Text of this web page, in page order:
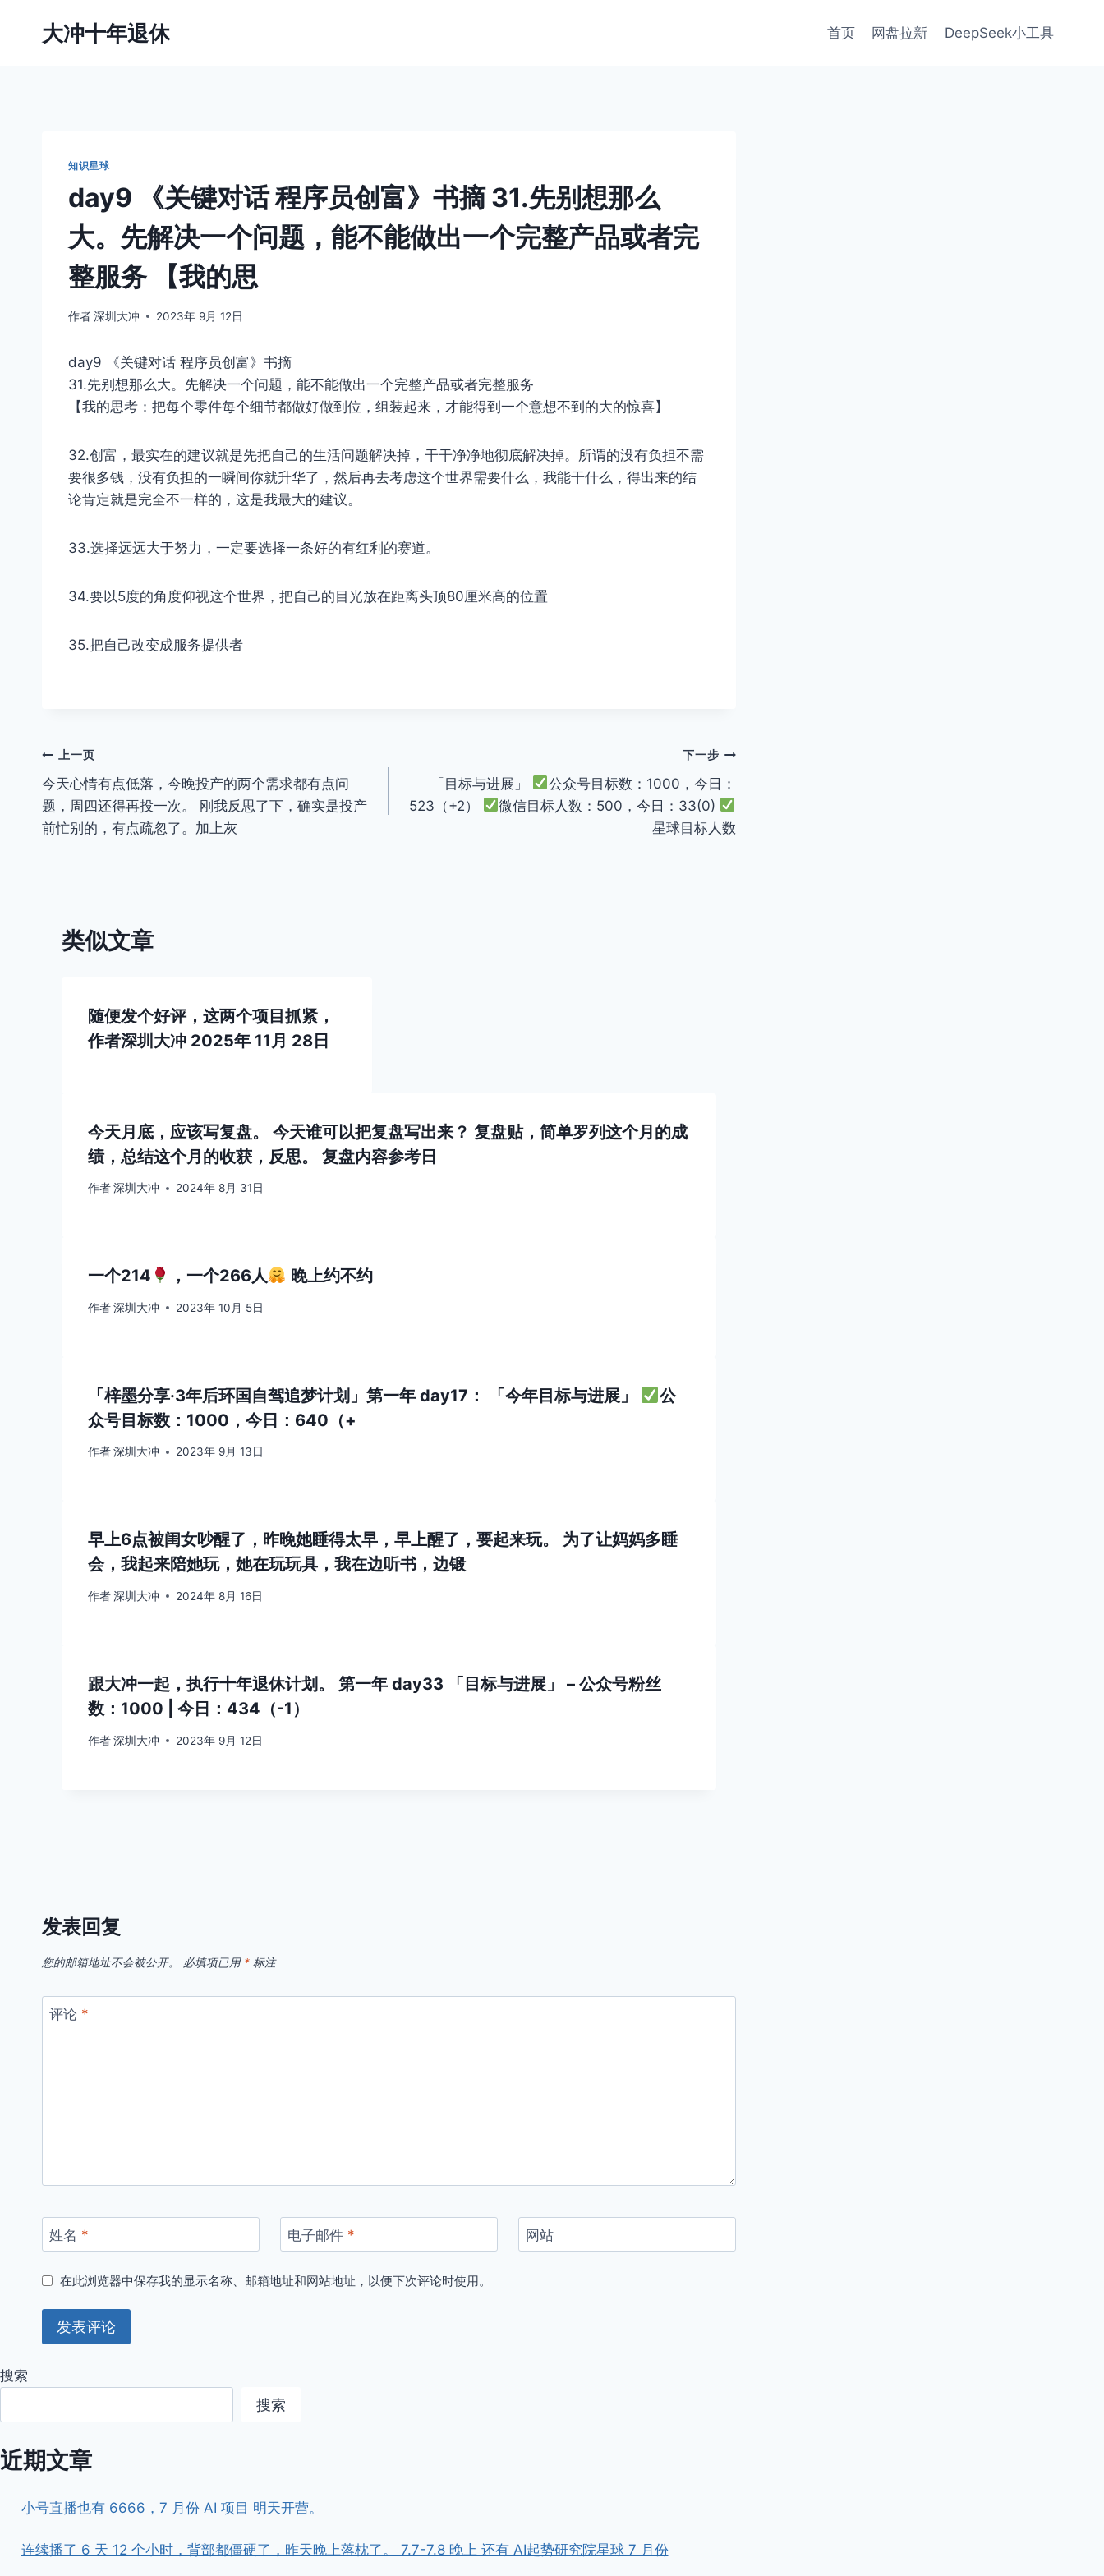
大冲十年退休 首页 网盘拉新 DeepSeek小工具
知识星球
day9 《关键对话 程序员创富》书摘 31.先别想那么
大。先解决一个问题，能不能做出一个完整产品或者完
整服务 【我的思
作者深圳大冲 2023年 9月 12日
day9 《关键对话 程序员创富》书摘
31.先别想那么大。先解决一个问题，能不能做出一个完整产品或者完整服务
【我的思考：把每个零件每个细节都做好做到位，组装起来，才能得到一个意想不到的大的惊喜】​
32.创富，最实在的建议就是先把自己的生活问题解决掉，干干净净地彻底解决掉。所谓的没有负担不需
要很多钱，没有负担的一瞬间你就升华了，然后再去考虑这个世界需要什么，我能干什么，得出来的结
论肯定就是完全不一样的，这是我最大的建议。
33.选择远远大于努力，一定要选择一条好的有红利的赛道。
34.要以5度的角度仰视这个世界，把自己的目光放在距离头顶80厘米高的位置
35.把自己改变成服务提供者
文
章
导
上一页
今天心情有点低落，今晚投产的两个需求都有点问
题，周四还得再投一次。 刚我反思了下，确实是投产
前忙别的，有点疏忽了。加上灰
下一步
「目标与进展」
公众号目标数：1000，今日：
523（+2）
微信目标人数：500，今日：33(0)
星球目标人数
类似文章
随便发个好评，这两个项目抓紧，
作者深圳大冲 2025年 11月 28日
今天月底，应该写复盘。 今天谁可以把复盘写出来？ 复盘贴，简单罗列这个月的成
绩，总结这个月的收获，反思。 复盘内容参考日
作者深圳大冲 2024年 8月 31日
一个214 ，一个266人 晚上约不约
作者深圳大冲 2023年 10月 5日
「梓墨分享·3年后环国自驾追梦计划」第一年 day17： 「今年目标与进展」
公
众号目标数：1000，今日：640（+
作者深圳大冲 2023年 9月 13日
早上6点被闺女吵醒了，昨晚她睡得太早，早上醒了，要起来玩。 为了让妈妈多睡
会，我起来陪她玩，她在玩玩具，我在边听书，边锻
作者深圳大冲 2024年 8月 16日
跟大冲一起，执行十年退休计划。 第一年 day33 「目标与进展」 – 公众号粉丝
数：1000 | 今日：434（-1）
作者深圳大冲 2023年 9月 12日
发表回复
您的邮箱地址不会被公开。 必填项已用 * 标注
评论 *
姓名 * 电子邮件 * 网站
在此浏览器中保存我的显示名称、邮箱地址和网站地址，以便下次评论时使用。
搜索
搜索
近期文章
小号直播也有 6666，7 月份 AI 项目 明天开营。
连续播了 6 天 12 个小时，背部都僵硬了，昨天晚上落枕了。 7.7-7.8 晚上 还有 AI起势研究院星球 7 月份